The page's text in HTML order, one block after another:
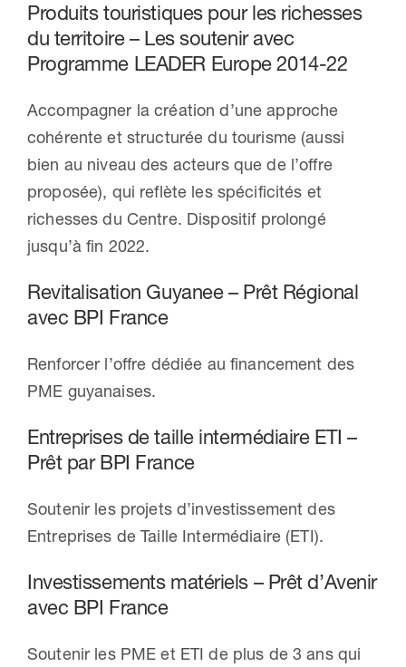
Produits touristiques pour les richesses
du territoire – Les soutenir avec
Programme LEADER Europe 2014-22
Accompagner la création d’une approche
cohérente et structurée du tourisme (aussi
bien au niveau des acteurs que de l’offre
proposée), qui reflète les spécificités et
richesses du Centre. Dispositif prolongé
jusqu’à fin 2022.
Revitalisation Guyanee – Prêt Régional
avec BPI France
Renforcer l’offre dédiée au financement des
PME guyanaises.
Entreprises de taille intermédiaire ETI –
Prêt par BPI France
Soutenir les projets d’investissement des
Entreprises de Taille Intermédiaire (ETI).
Investissements matériels – Prêt d’Avenir
avec BPI France
Soutenir les PME et ETI de plus de 3 ans qui